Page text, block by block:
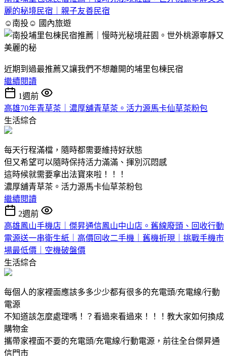
麗的秘境民宿｜親子友善民宿
☺南投☺ 國內旅遊
近期到過最推薦又讓我們不想離開的埔里包棟民宿
繼續閱讀
1週前
高雄70年青草茶｜濃厚舖青草茶。活力源馬卡仙草茶粉包
生活綜合
每天行程滿檔，隨時都需要維持好狀態
但又希望可以隨時保持活力滿滿、揮別沉悶感
這時候就需要拿出法寶來啦！！！
濃厚舖青草茶。活力源馬卡仙草茶粉包
繼續閱讀
2週前
高雄鳳山手機店｜傑昇通信鳳山中山店。舊線廢頭、回收行動
電源送一串衛生紙｜高價回收二手機｜舊機折現｜挑戰手機市
場最低價｜空機破盤價
生活綜合
每個人的家裡面應該多多少少都有很多的充電頭/充電線/行動
電源
不知道該怎麼處理嗎！？看過來看過來！！！教大家如何換成
購物金
攜帶家裡面不要的充電頭/充電線/行動電源，前往全台傑昇通
信門市